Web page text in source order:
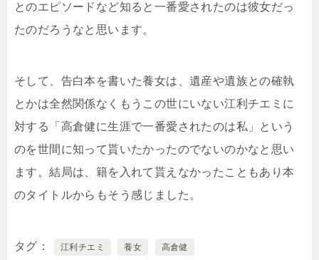
とのエピソードなど知ると一番愛されたのは彼女だっ
たのだろうなと思います。
そして、告白本を書いた養女は、遺産や遺族との確執
とかは全然関係なくもうこの世にいない江利チエミに
対する「高倉健に生涯で一番愛されたのは私」という
のを世間に知って貰いたかったのでないのかなと思い
ます。結局は、籍を入れて貰えなかったこともあり本
のタイトルからもそう感じました。
タグ 江利チエミ 養女 高倉健